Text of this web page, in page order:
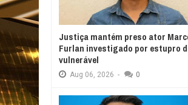
Justiça mantém preso ator
Furlan investigado por estupro
vulnerável
Aug 06, 2026 - 0